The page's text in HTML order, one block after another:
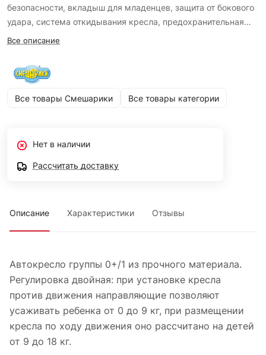
безопасности, вкладыш для младенцев, защита от бокового
удара, система откидывания кресла, предохранительная
клипса, съёмный чехол, крепление: универсальное,
Все описание
Все товары Смешарики Все товары категории
Нет в наличии
Рассчитать доставку
Описание Характеристики Отзывы
Автокресло группы 0+/1 из прочного материала.
Регулировка двойная: при установке кресла
против движения направляющие позволяют
усаживать ребенка от 0 до 9 кг, при размещении
кресла по ходу движения оно рассчитано на детей
от 9 до 18 кг.